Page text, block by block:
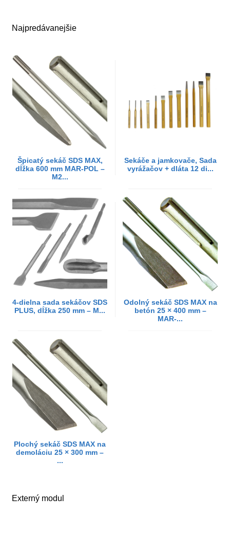
Najpredávanejšie
Špicatý sekáč SDS MAX,
dĺžka 600 mm MAR-POL –
M2...
Sekáče a jamkovače, Sada
vyrážačov + dláta 12 di...
4-dielna sada sekáčov SDS
PLUS, dĺžka 250 mm – M...
Odolný sekáč SDS MAX na
betón 25 × 400 mm –
MAR-...
Plochý sekáč SDS MAX na
demoláciu 25 × 300 mm –
...
Externý modul